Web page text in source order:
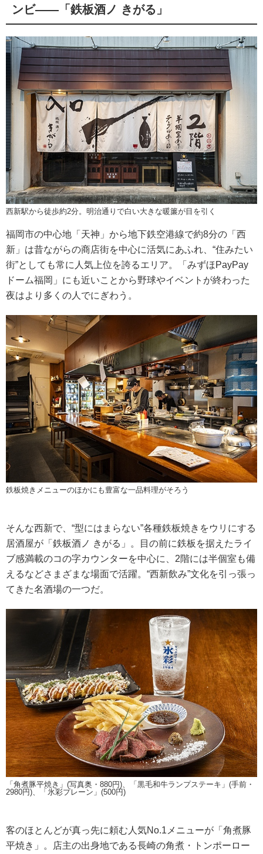
ンビ――「鉄板酒ノ きがる」
西新駅から徒歩約2分。明治通りで白い大きな暖簾が目を引く
福岡市の中心地「天神」から地下鉄空港線で約8分の「西
新」は昔ながらの商店街を中心に活気にあふれ、“住みたい
街”としても常に人気上位を誇るエリア。「みずほPayPay
ドーム福岡」にも近いことから野球やイベントが終わった
夜はより多くの人でにぎわう。
鉄板焼きメニューのほかにも豊富な一品料理がそろう
そんな西新で、“型にはまらない”各種鉄板焼きをウリにする
居酒屋が「鉄板酒ノ きがる」。目の前に鉄板を据えたライ
ブ感満載のコの字カウンターを中心に、2階には半個室も備
えるなどさまざまな場面で活躍。“西新飲み”文化を引っ張っ
てきた名酒場の一つだ。
「角煮豚平焼き」(写真奥・880円)、「黒毛和牛ランプステーキ」(手前・
2980円)、「氷彩プレーン」(500円)
客のほとんどが真っ先に頼む人気No.1メニューが「角煮豚
平焼き」。店主の出身地である長崎の角煮・トンポーロー